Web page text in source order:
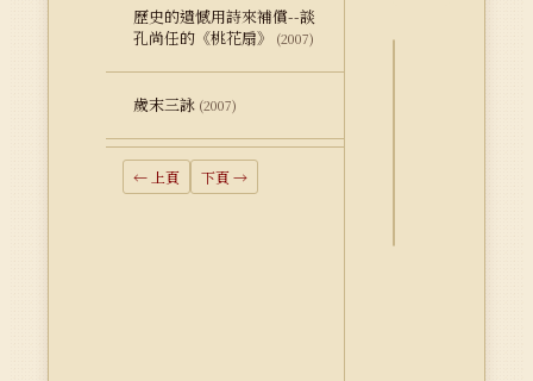
歷史的遺憾用詩來補償--談
孔尚任的《桃花扇》
(2007)
歲末三詠 (2007)
← 上頁 下頁 →